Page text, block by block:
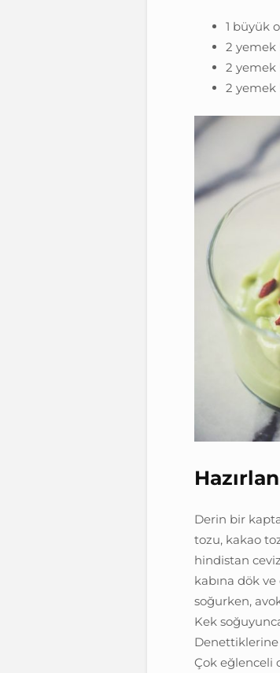
1 büyük
2 yemek
2 yemek
2 yemek
Derin bir
tozu, kakao
hindistan
kabına dök ve
soğurken,
Kek
Çok eğlenceli